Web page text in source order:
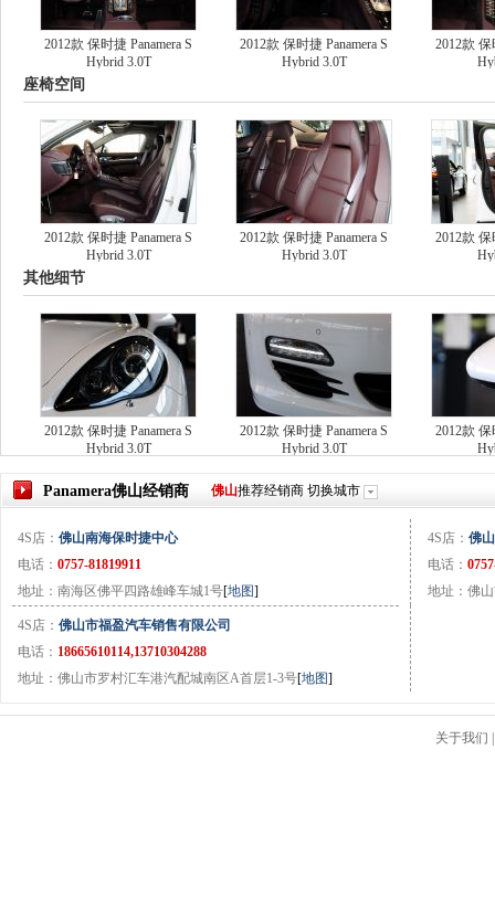
2012款 保时捷 Panamera S
Hybrid 3.0T
2012款 保时捷 Panamera S
Hybrid 3.0T
2012款 保
座椅空间
2012款 保时捷 Panamera S
Hybrid 3.0T
2012款 保时捷 Panamera S
Hybrid 3.0T
2012款 保
其他细节
2012款 保时捷 Panamera S
Hybrid 3.0T
2012款 保时捷 Panamera S
Hybrid 3.0T
2012款 保
Panamera佛山经销商 佛山推荐经销商 切换城市
4S店： 佛山南海保时捷中心
电话： 0757-81819911
地址：南海区佛平四路雄峰车城1号[地图]
4S店： 佛
电话：
地址：佛
4S店： 佛山市福盈汽车销售有限公司
电话： 18665610114,13710304288
地址：佛山市罗村汇车港汽配城南区A首层1-3号[地图]
关于我们